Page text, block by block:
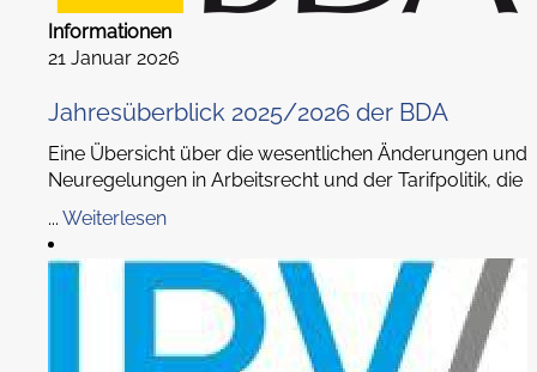
Informationen
21 Januar 2026
Jahresüberblick 2025/2026 der BDA
Eine Übersicht über die wesentlichen Änderungen und
Neuregelungen in Arbeitsrecht und der Tarifpolitik, die
... Weiterlesen